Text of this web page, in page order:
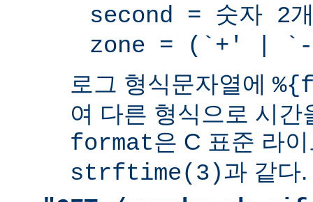
second = 숫자 2
zone = (`+' | `-
로그 형식문자열에
여 다른 형식으로 시간
format은 C 표준 라
strftime(3)과 같다.